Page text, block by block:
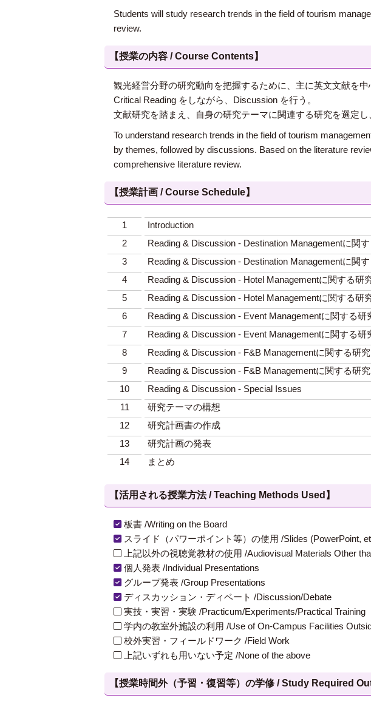
Students will study research trends in the field of tourism
review.
【授業の内容 / Course Contents】
観光経営分野の研究動向を把握するために、主に英文文献を中
Critical Reading をしながら、Discussion を行う。
文献研究を踏まえ、自身の研究テーマに関連する研究を選定し
To understand research trends in the field of tourism
by themes, followed by discussions. Based on the literature
comprehensive literature review.
【授業計画 / Course Schedule】
1
Introduction
2
Reading & Discussion - Destination Managementに関
3
Reading & Discussion - Destination Managementに関
4
Reading & Discussion - Hotel Managementに関する研
5
Reading & Discussion - Hotel Managementに関する研
6
Reading & Discussion - Event Managementに関する研
7
Reading & Discussion - Event Managementに関する研
8
Reading & Discussion - F&B Managementに関する研
9
Reading & Discussion - F&B Managementに関する研
10
Reading & Discussion - Special Issues
11
研究テーマの構想
12
研究計画書の作成
13
研究計画の発表
14
まとめ
【活用される授業方法 / Teaching Methods Used】
板書 /Writing on the Board
スライド（パワーポイント等）の使用 /Slides (PowerPoint,
上記以外の視聴覚教材の使用 /Audiovisual Materials Other
個人発表 /Individual Presentations
グループ発表 /Group Presentations
ディスカッション・ディベート /Discussion/Debate
実技・実習・実験 /Practicum/Experiments/Practical Training
学内の教室外施設の利用 /Use of On-Campus Facilities
校外実習・フィールドワーク /Field Work
上記いずれも用いない予定 /None of the above
【授業時間外（予習・復習等）の学修 / Study Required